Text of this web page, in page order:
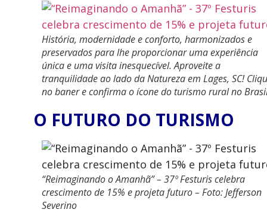
História, modernidade e conforto, harmonizados e
preservados para lhe proporcionar uma experiência
única e uma visita inesquecível. Aproveite a
tranquilidade ao lado da Natureza em Lages, SC!
no baner e confirma o ícone do turismo rural no
O FUTURO DO TURISMO
“Reimaginando o Amanhã” – 37º Festuris celebra
crescimento de 15% e projeta futuro – Foto: Jefferson
Severino